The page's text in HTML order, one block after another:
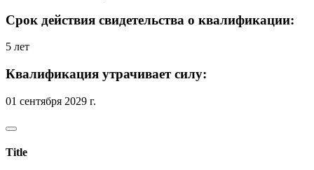
Срок действия свидетельства о квалификации:
5 лет
Квалификация утрачивает силу:
01 сентября 2029 г.
Title